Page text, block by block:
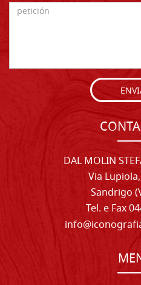
DAL MOLIN
Via
Sandrigo
Tel. e Fax